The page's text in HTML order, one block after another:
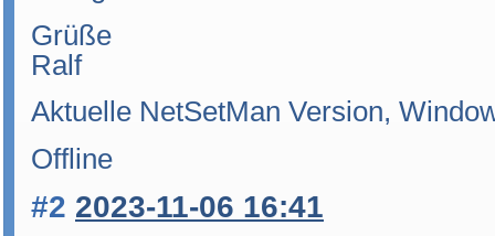
Grüße
Ralf
Aktuelle NetSetMan Version,
Offline
#2 2023-11-06 16:41